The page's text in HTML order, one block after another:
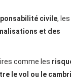
civile, les
et des
comme les
le vol ou le